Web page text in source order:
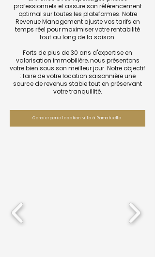
professionnels et assure son référencement
optimal sur toutes les plateformes. Notre
Revenue Management ajuste vos tarifs en
temps réel pour maximiser votre rentabilité
tout au long de la saison.
Forts de plus de 30 ans d'expertise en
valorisation immobilière, nous présentons
votre bien sous son meilleur jour. Notre objectif
: faire de votre location saisonnière une
source de revenus stable tout en préservant
votre tranquillité.
Conciergerie location villa à Ramatuelle